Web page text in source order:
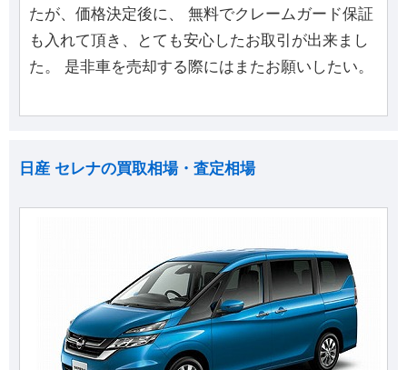
たが、価格決定後に、 無料でクレームガード保証
も入れて頂き、とても安心したお取引が出来まし
た。 是非車を売却する際にはまたお願いしたい。
日産 セレナの買取相場・査定相場